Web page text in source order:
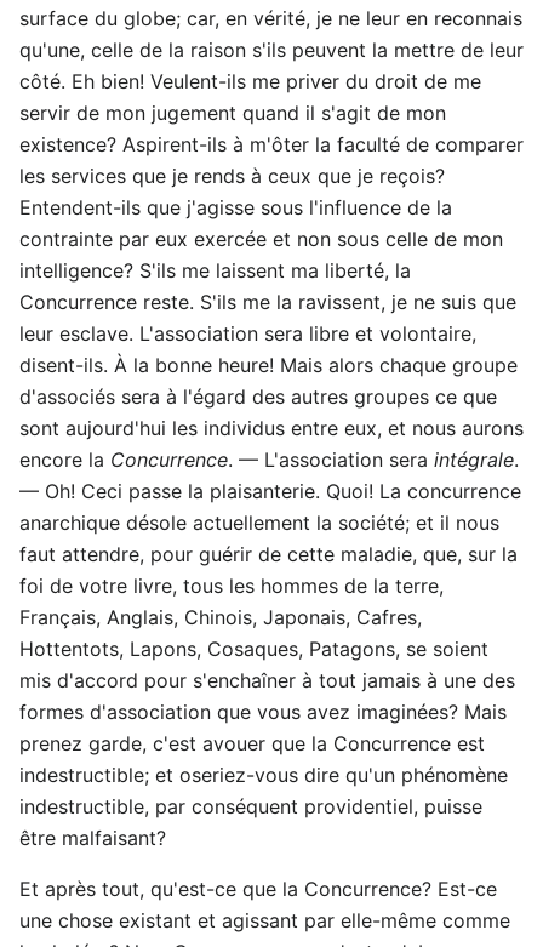
surface du globe; car, en vérité, je ne leur en reconnais
qu'une, celle de la raison s'ils peuvent la mettre de leur
côté. Eh bien! Veulent-ils me priver du droit de me
servir de mon jugement quand il s'agit de mon
existence? Aspirent-ils à m'ôter la faculté de comparer
les services que je rends à ceux que je reçois?
Entendent-ils que j'agisse sous l'influence de la
contrainte par eux exercée et non sous celle de mon
intelligence? S'ils me laissent ma liberté, la
Concurrence reste. S'ils me la ravissent, je ne suis que
leur esclave. L'association sera libre et volontaire,
disent-ils. À la bonne heure! Mais alors chaque groupe
d'associés sera à l'égard des autres groupes ce que
sont aujourd'hui les individus entre eux, et nous aurons
encore la Concurrence. — L'association sera intégrale.
— Oh! Ceci passe la plaisanterie. Quoi! La concurrence
anarchique désole actuellement la société; et il nous
faut attendre, pour guérir de cette maladie, que, sur la
foi de votre livre, tous les hommes de la terre,
Français, Anglais, Chinois, Japonais, Cafres,
Hottentots, Lapons, Cosaques, Patagons, se soient
mis d'accord pour s'enchaîner à tout jamais à une des
formes d'association que vous avez imaginées? Mais
prenez garde, c'est avouer que la Concurrence est
indestructible; et oseriez-vous dire qu'un phénomène
indestructible, par conséquent providentiel, puisse
être malfaisant?
Et après tout, qu'est-ce que la Concurrence? Est-ce
une chose existant et agissant par elle-même comme